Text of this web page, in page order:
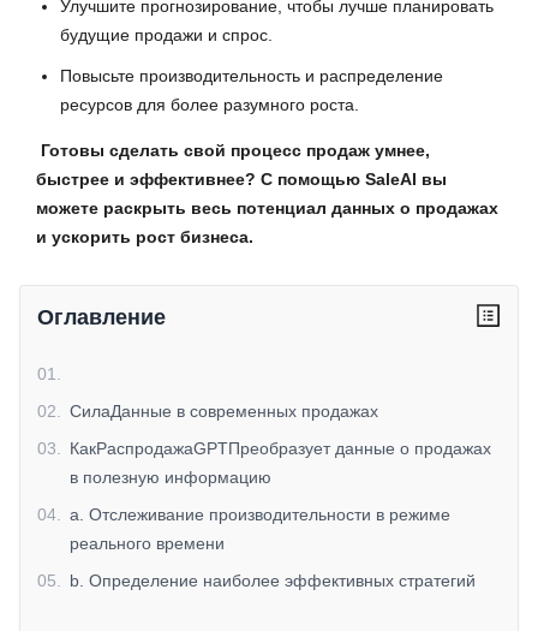
Улучшите прогнозирование, чтобы лучше планировать
будущие продажи и спрос.
Повысьте производительность и распределение
ресурсов для более разумного роста.
Готовы сделать свой процесс продаж умнее,
быстрее и эффективнее? С помощью SaleAI вы
можете раскрыть весь потенциал данных о продажах
и ускорить рост бизнеса.
Оглавление
01
02
СилаДанные в современных продажах
03
КакРаспродажаGPTПреобразует данные о продажах
в полезную информацию
04
a. Отслеживание производительности в режиме
реального времени
05
b. Определение наиболее эффективных стратегий